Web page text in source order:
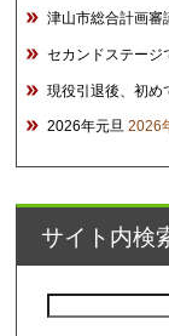
津山市総合計画審
セカンドステージ
現役引退後、初め
2026年元旦 2026
サイト内検